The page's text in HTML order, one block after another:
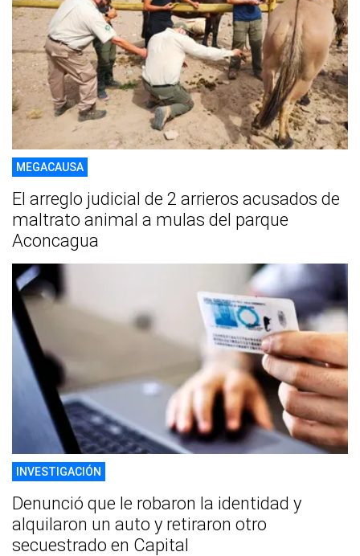
MEGACAUSA
El arreglo judicial de 2 arrieros acusados de
maltrato animal a mulas del parque
Aconcagua
INVESTIGACIÓN
Denunció que le robaron la identidad y
alquilaron un auto y retiraron otro
secuestrado en Capital